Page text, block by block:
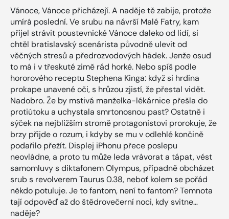
Vánoce, Vánoce přicházejí. A naděje tě zabije, protože
umírá poslední. Ve srubu na návrší Malé Fatry, kam
přijel strávit poustevnické Vánoce daleko od lidí, si
chtěl bratislavský scenárista původně ulevit od
věčných stresů a předrozvodových hádek. Jenže osud
to má i v třeskuté zimě rád horké. Nebo spíš podle
hororového receptu Stephena Kinga: když si hrdina
prokape unavené oči, s hrůzou zjistí, že přestal vidět.
Nadobro. Že by mstivá manželka-lékárnice přešla do
protiútoku a uchystala smrtonosnou past? Ostatně i
sýček na nejbližším stromě protagonistovi prorokuje, že
brzy přijde o rozum, i kdyby se mu v odlehlé končině
podařilo přežít. Displej iPhonu přece poslepu
neovládne, a proto tu může leda vrávorat a tápat, vést
samomluvy s diktafonem Olympus, případně obcházet
srub s revolverem Taurus 0.38, neboť kolem se pořád
někdo potuluje. Je to fantom, není to fantom? Temnota
tají odpověď až do štědrovečerní noci, kdy svitne…
naděje?